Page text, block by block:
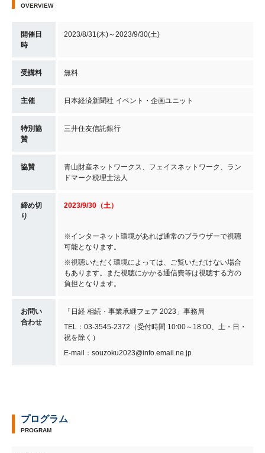
OVERVIEW
開催日
時
2023/8/31(木)～2023/9/30(土)
受講料 無料
主催 日本経済新聞社 イベント・企画ユニット
特別協
賛
三井住友信託銀行
協賛
青山財産ネットワークス、フェイスネットワーク、ラン
ドマーク税理士法人
締め切
り
2023/9/30（土）
※インターネット環境があれば通常のブラウザーで視聴
可能となります。
※視聴いただく環境によっては、ご覧いただけない場合
もあります。また視聴にかかる通信費等は視聴する方の
負担となります。
お問い
合わせ
「日経 相続・事業承継フェア 2023」事務局
TEL：03-3545-2372（受付時間 10:00～18:00、土・日・
祝を除く）
E-mail：souzoku2023@info.email.ne.jp
プログラム
PROGRAM